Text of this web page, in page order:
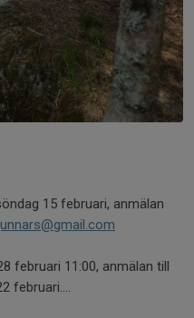
15 februari, anmälan
februari 11:00, anmälan till
februari....